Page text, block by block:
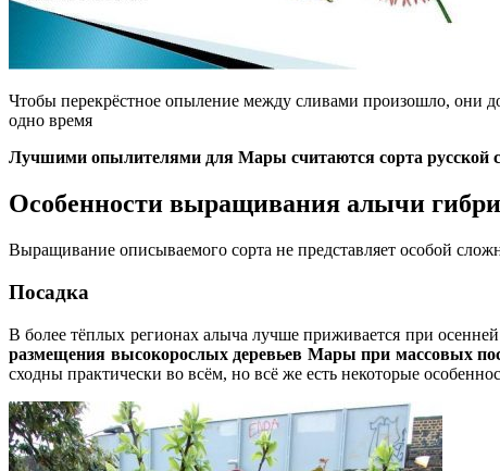
Чтобы перекрёстное опыление между сливами произошло, они
одно время
Лучшими опылителями для Мары считаются сорта русской
Особенности выращивания алычи
Выращивание описываемого сорта не представляет особой
Посадка
В более тёплых регионах алыча лучше приживается при
размещения высокорослых деревьев Мары при массовых
сходны практически во всём, но всё же есть некоторые